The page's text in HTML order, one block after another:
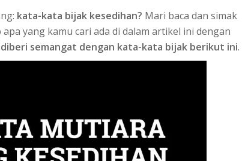
kata-kata bijak kesedihan? Mari baca dan simak
yang kamu cari ada di dalam artikel ini dengan
semangat dengan kata-kata bijak berikut ini.